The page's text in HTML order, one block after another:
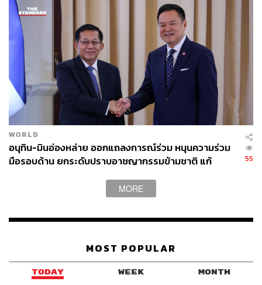
WORLD
อนุทิน-มินอ่องหล่าย ออกแถลงการณ์ร่วม หนุนความร่วม
มือรอบด้าน ยกระดับปราบอาชญากรรมข้ามชาติ แก้
55
MORE
MOST POPULAR
TODAY WEEK MONTH